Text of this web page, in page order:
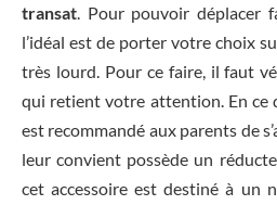
transat . Pour pouvoir déplacer
l’idéal est de porter votre choix
très lourd. Pour ce faire, il faut
qui retient votre attention. En ce
est recommandé aux parents de
leur convient possède un
cet accessoire est destiné à un